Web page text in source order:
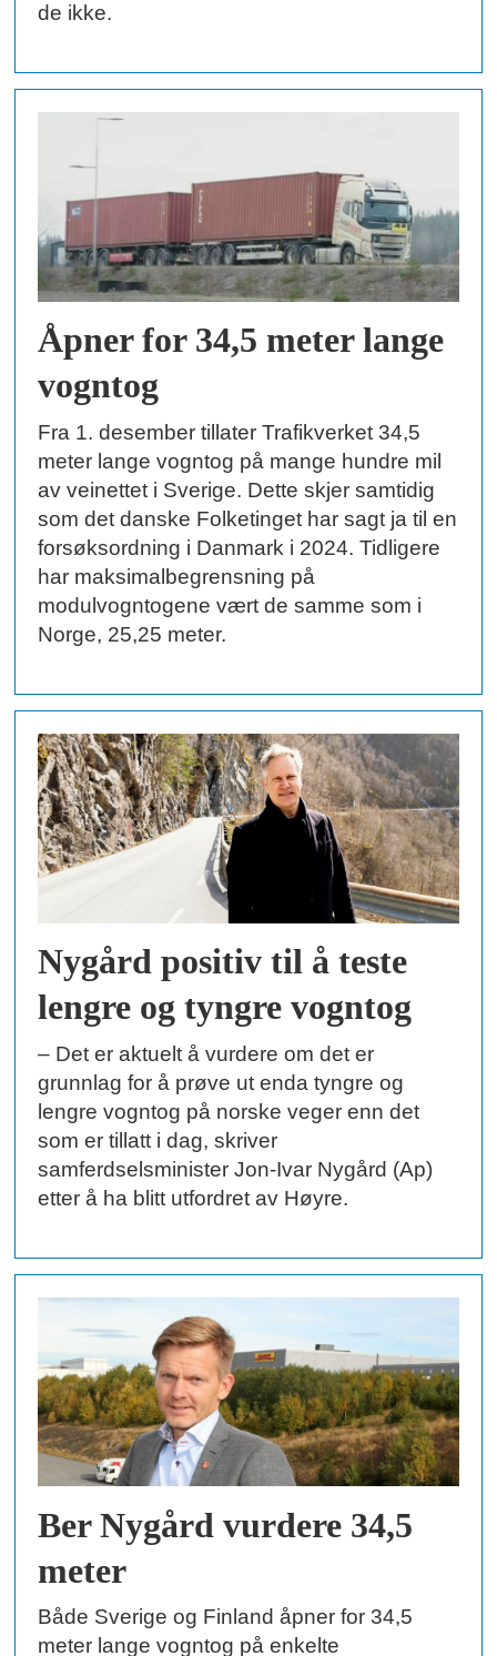
de ikke.
Åpner for 34,5 meter lange
vogntog
Fra 1. desember tillater Trafikverket 34,5
meter lange vogntog på mange hundre mil
av veinettet i Sverige. Dette skjer samtidig
som det danske Folketinget har sagt ja til en
forsøksordning i Danmark i 2024. Tidligere
har maksimalbegrensning på
modulvogntogene vært de samme som i
Norge, 25,25 meter.
Nygård positiv til å teste
lengre og tyngre vogntog
– Det er aktuelt å vurdere om det er
grunnlag for å prøve ut enda tyngre og
lengre vogntog på norske veger enn det
som er tillatt i dag, skriver
samferdselsminister Jon-Ivar Nygård (Ap)
etter å ha blitt utfordret av Høyre.
Ber Nygård vurdere 34,5
meter
Både Sverige og Finland åpner for 34,5
meter lange vogntog på enkelte